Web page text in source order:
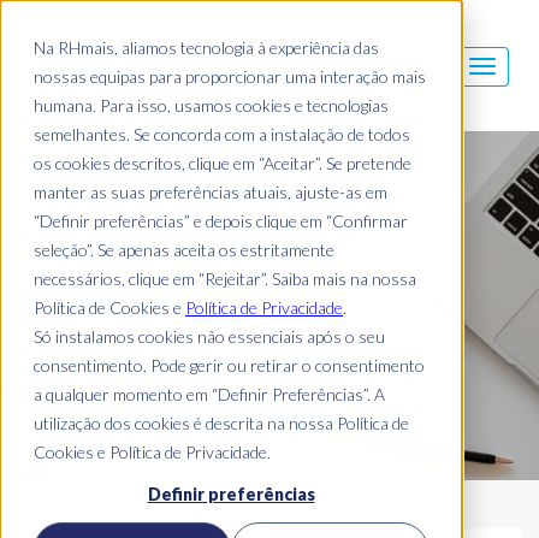
Na RHmais, aliamos tecnologia à experiência das
nossas equipas para proporcionar uma interação mais
humana. Para isso, usamos cookies e tecnologias
semelhantes. Se concorda com a instalação de todos
os cookies descritos, clique em “Aceitar”. Se pretende
manter as suas preferências atuais, ajuste-as em
“Definir preferências” e depois clique em “Confirmar
seleção”. Se apenas aceita os estritamente
necessários, clique em “Rejeitar”. Saiba mais na nossa
Política de Cookies e Política de Privacidade.
Só instalamos cookies não essenciais após o seu
consentimento. Pode gerir ou retirar o consentimento
a qualquer momento em “Definir Preferências”. A
utilização dos cookies é descrita na nossa Política de
Cookies e Política de Privacidade.
Definir preferências
Blog Mais